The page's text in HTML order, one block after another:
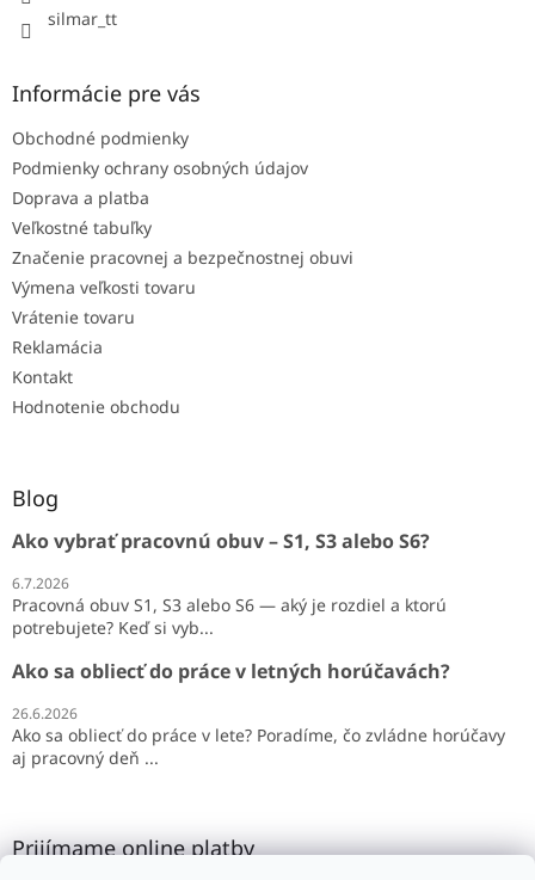
silmar_tt
Informácie pre vás
Obchodné podmienky
Podmienky ochrany osobných údajov
Doprava a platba
Veľkostné tabuľky
Značenie pracovnej a bezpečnostnej obuvi
Výmena veľkosti tovaru
Vrátenie tovaru
Reklamácia
Kontakt
Hodnotenie obchodu
Blog
Ako vybrať pracovnú obuv – S1, S3 alebo S6?
6.7.2026
Pracovná obuv S1, S3 alebo S6 — aký je rozdiel a ktorú
potrebujete? Keď si vyb...
Ako sa obliecť do práce v letných horúčavách?
26.6.2026
Ako sa obliecť do práce v lete? Poradíme, čo zvládne horúčavy
aj pracovný deň ...
Prijímame online platby